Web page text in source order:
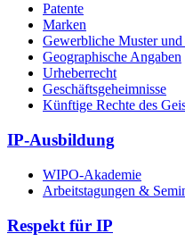
Patente
Marken
Gewerbliche Muster
Geographische Angaben
Urheberrecht
Geschäftsgeheimnisse
Künftige Rechte des
IP-Ausbildung
WIPO-Akademie
Arbeitstagungen &
Respekt für IP